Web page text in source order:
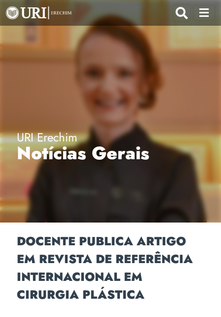
URI Erechim
Notícias Gerais
DOCENTE PUBLICA ARTIGO
EM REVISTA DE REFERÊNCIA
INTERNACIONAL EM
CIRURGIA PLÁSTICA